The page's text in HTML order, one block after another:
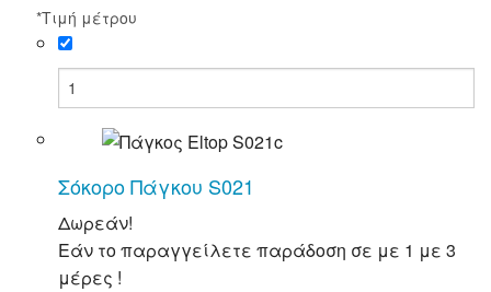
*Τιμή μέτρου
Σόκορο Πάγκου S021
Δωρεάν!
Εάν το παραγγείλετε παράδοση σε με 1 με 3
μέρες !